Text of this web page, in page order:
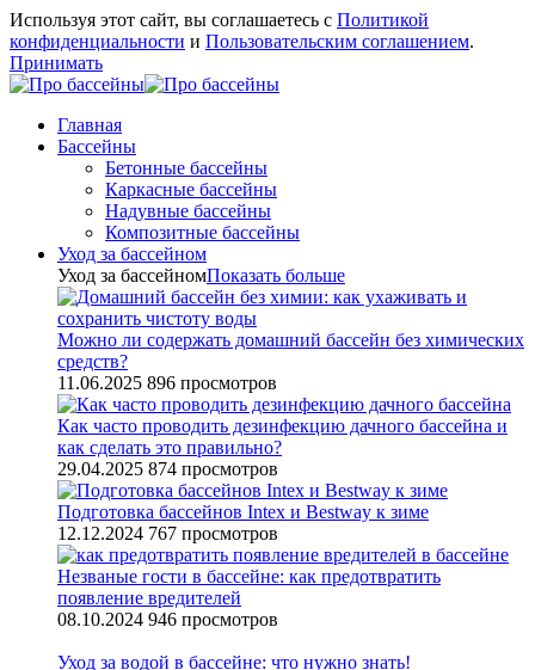
Используя этот сайт, вы соглашаетесь с Политикой
конфиденциальности и Пользовательским соглашением.
Принимать
Главная
Бассейны
Бетонные бассейны
Каркасные бассейны
Надувные бассейны
Композитные бассейны
Уход за бассейном
Уход за бассейномПоказать больше
Можно ли содержать домашний бассейн без химических
средств?
11.06.2025 896 просмотров
Как часто проводить дезинфекцию дачного бассейна и
как сделать это правильно?
29.04.2025 874 просмотров
Подготовка бассейнов Intex и Bestway к зиме
12.12.2024 767 просмотров
Незваные гости в бассейне: как предотвратить
появление вредителей
08.10.2024 946 просмотров
Уход за водой в бассейне: что нужно знать!